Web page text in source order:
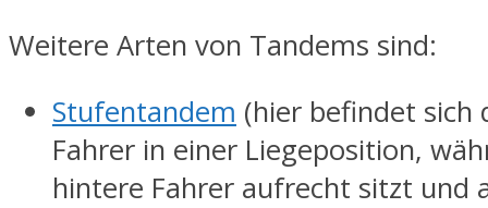
Weitere Arten von Tandems sind:
Stufentandem (hier befindet sich
Fahrer in einer Liegeposition,
hintere Fahrer aufrecht sitzt und